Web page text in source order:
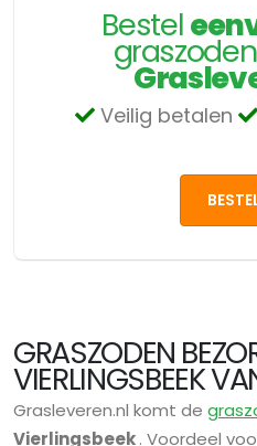
Bestel
Veilig betalen
GRASZODEN
VIERLINGSBEEK
Grasleveren.nl komt de
Vierlingsbeek. Voordeel